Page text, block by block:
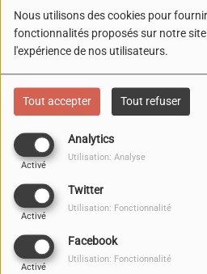
Nous utilisons des cookies pour
fonctionnalités proposés sur notre
l'expérience de nos utilisateurs.
Tout accepter Tout refuser
Analytics
Activé
Utilisation: Analyse
Twitter
Activé
Utilisation: Fonctionnalité
Facebook
Activé
Utilisation: Fonctionnalité